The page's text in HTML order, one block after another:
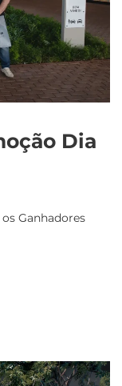
Dia
Ganhadores